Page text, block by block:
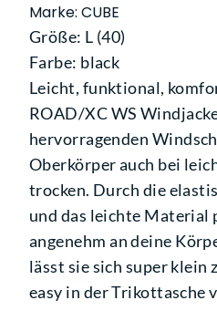
Marke: CUBE
Größe: L (40)
Farbe: black
Leicht, funktional,
ROAD/XC WS
hervorragenden
Oberkörper auch bei
trocken. Durch die
und das leichte Material
angenehm an deine
lässt sie sich super klein
easy in der Trikottasche